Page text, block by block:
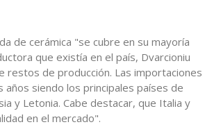
de cerámica "se cubre en su mayoría
que existía en el país, Dvarcioniu
restos de producción. Las importaciones
años siendo los principales países de
y Letonia. Cabe destacar, que Italia y
en el mercado".